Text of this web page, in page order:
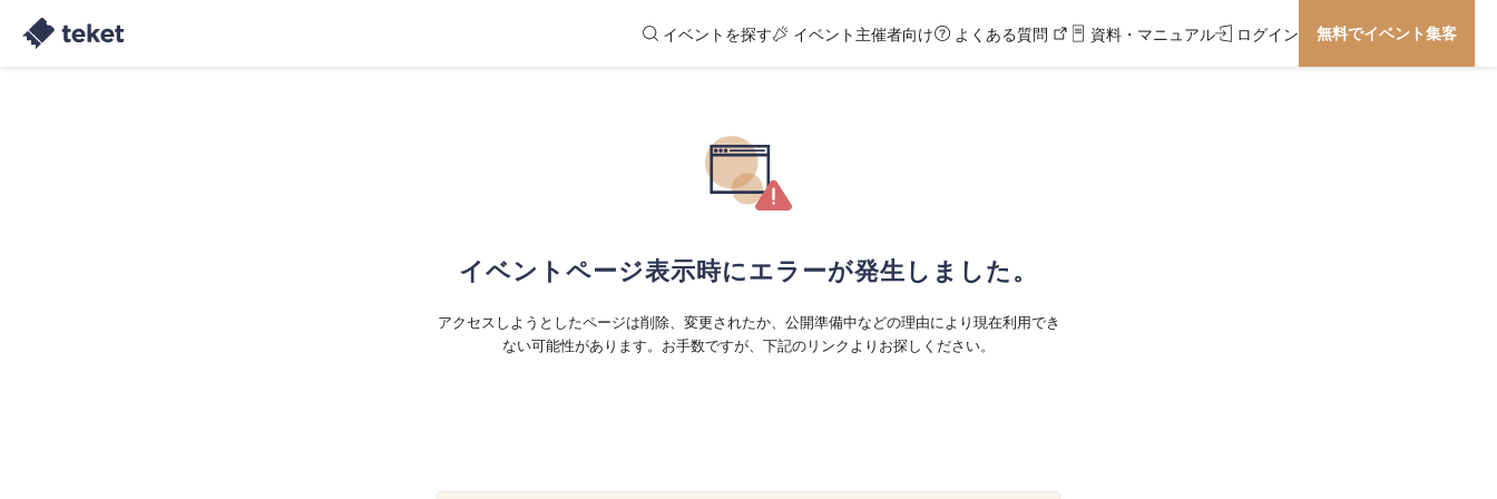
イベントを探す イベント主催者向け よくある質問 資料・マニュアル ログイン 無料でイベント集客
イベントページ表示時にエラーが発生しました。
アクセスしようとしたページは削除、変更されたか、公開準備中などの理由により現在利用でき
ない可能性があります。お手数ですが、下記のリンクよりお探しください。